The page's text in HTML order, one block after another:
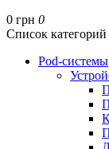
0 грн 0
Список категорий
Pod-системы